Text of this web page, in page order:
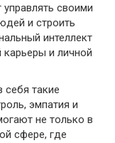
своими
и строить
интеллект
и личной
себя такие
эмпатия и
не только в
сфере, где